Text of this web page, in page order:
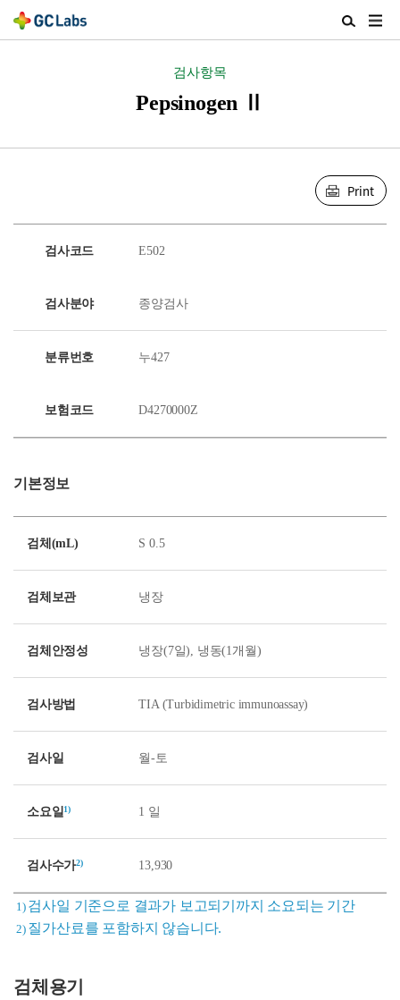
검
색
검사항목
Pepsinogen Ⅱ
Print
검사코드 E502
검사분야 종양검사
분류번호 누427
보험코드 D4270000Z
기본정보
검체(mL) S 0.5
검체보관 냉장
검체안정성 냉장(7일), 냉동(1개월)
검사방법 TIA (Turbidimetric immunoassay)
검사일 월-토
소요일1) 1 일
검사수가2) 13,930
1) 검사일 기준으로 결과가 보고되기까지 소요되는 기간
2) 질가산료를 포함하지 않습니다.
검체용기